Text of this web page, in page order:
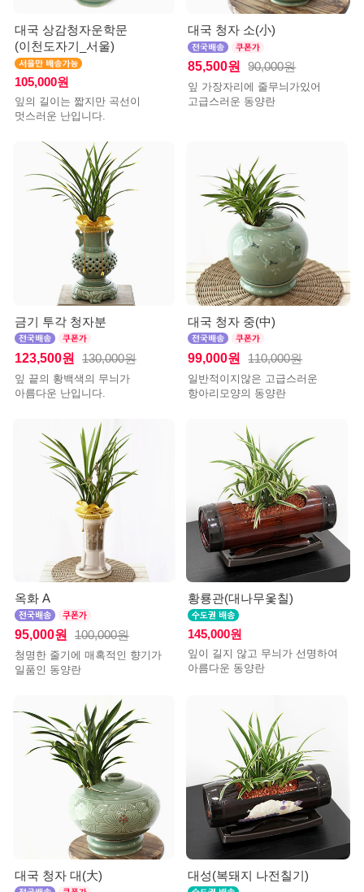
대국 상감청자운학문
(이천도자기_서울)
105,000원
잎의 길이는 짧지만 곡선이
멋스러운 난입니다.
대국 청자 소(小)
85,500원 90,000원
잎 가장자리에 줄무늬가있어
고급스러운 동양란
금기 투각 청자분
123,500원 130,000원
잎 끝의 황백색의 무늬가
아름다운 난입니다.
대국 청자 중(中)
99,000원 110,000원
일반적이지않은 고급스러운
항아리모양의 동양란
옥화 A
95,000원 100,000원
청명한 줄기에 매혹적인 향기가
일품인 동양란
황룡관(대나무옻칠)
145,000원
잎이 길지 않고 무늬가 선명하여
아름다운 동양란
대국 청자 대(大) 대성(복돼지 나전칠기)